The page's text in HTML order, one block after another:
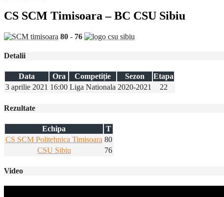
CS SCM Timisoara – BC CSU Sibiu
80 - 76
Detalii
Data Ora Competiție Sezon
Etapa
3 aprilie 2021 16:00 Liga Nationala 2020-2021 22
Rezultate
Echipa
T
CS SCM Politehnica Timisoara 80
CSU Sibiu
76
Video